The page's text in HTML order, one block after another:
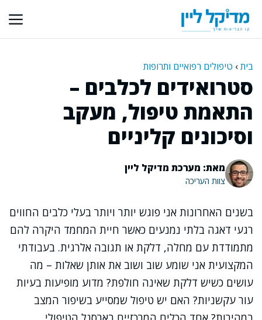
לתוכן
בית› טיפולים רפואיים ותרופות
סטרואידים לכלבים –
התאמת טיפול, מעקב
וסיכונים קליניים
מאת: מערכת מדיקל ליין
צוות העריכה
בשנים האחרונות אני פוגש יותר ויותר בעלי כלבים החווים
רגעי דאגה בלתי נמנעים כאשר חיית המחמד היקרה להם
מתמודדת עם מחלה, דלקת או תגובה אלרגית. בעבודתי
המקצועית אני שומע שוב ושוב את אותן שאלות – מה
עושים כשיש דלקת שאינה חולפת? מדוע מופיעות בעיות
עור עקשניות? האם יש טיפול שמסייע בשיפור המצב